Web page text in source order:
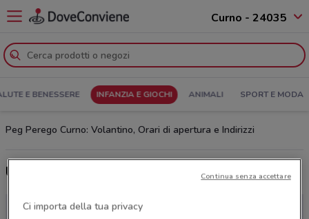
Curno - 24035
E BENESSERE INFANZIA E GIOCHI ANIMALI SPORT E MODA
Peg Perego Curno: Volantino, Orari di apertura e Indirizzi
Ultime offerte del volantino Peg Perego
Ci importa della tua privacy
Continua senza accettare